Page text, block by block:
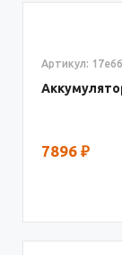
Артикул:
7896 ₽